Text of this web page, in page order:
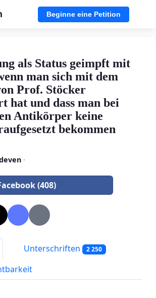
Beginne eine Petition
als Status geimpft mit
man sich mit dem
Prof. Stöcker
hat und dass man bei
Antikörper keine
bekommen
·
(408)
Unterschriften 2 250